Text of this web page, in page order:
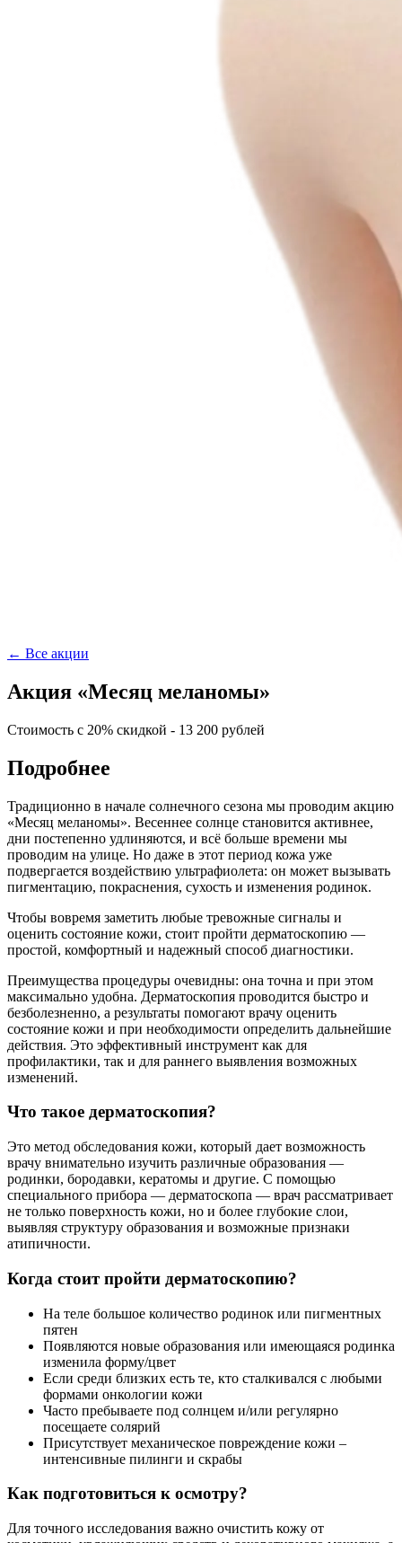
← Все акции
Акция «Месяц меланомы»
Стоимость с 20% скидкой - 13 200 рублей
Подробнее
Традиционно в начале солнечного сезона мы проводим акцию
«Месяц меланомы». Весеннее солнце становится активнее,
дни постепенно удлиняются, и всё больше времени мы
проводим на улице. Но даже в этот период кожа уже
подвергается воздействию ультрафиолета: он может вызывать
пигментацию, покраснения, сухость и изменения родинок.
Чтобы вовремя заметить любые тревожные сигналы и
оценить состояние кожи, стоит пройти дерматоскопию —
простой, комфортный и надежный способ диагностики.
Преимущества процедуры очевидны: она точна и при этом
максимально удобна. Дерматоскопия проводится быстро и
безболезненно, а результаты помогают врачу оценить
состояние кожи и при необходимости определить дальнейшие
действия. Это эффективный инструмент как для
профилактики, так и для раннего выявления возможных
изменений.
Что такое дерматоскопия?
Это метод обследования кожи, который дает возможность
врачу внимательно изучить различные образования —
родинки, бородавки, кератомы и другие. С помощью
специального прибора — дерматоскопа — врач рассматривает
не только поверхность кожи, но и более глубокие слои,
выявляя структуру образования и возможные признаки
атипичности.
Когда стоит пройти дерматоскопию?
На теле большое количество родинок или пигментных
пятен
Появляются новые образования или имеющаяся родинка
изменила форму/цвет
Если среди близких есть те, кто сталкивался с любыми
формами онкологии кожи
Часто пребываете под солнцем и/или регулярно
посещаете солярий
Присутствует механическое повреждение кожи –
интенсивные пилинги и скрабы
Как подготовиться к осмотру?
Для точного исследования важно очистить кожу от